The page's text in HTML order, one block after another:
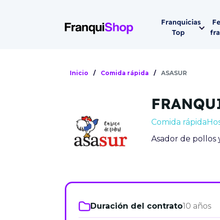
Franquicias
Top
Hostelería
Estética y
08-
IFEMA -
España)
Lleva tu
Inicio / Comida rápida / ASASUR
Comida rápida
Asador de pollos
Duración del contrato10 años